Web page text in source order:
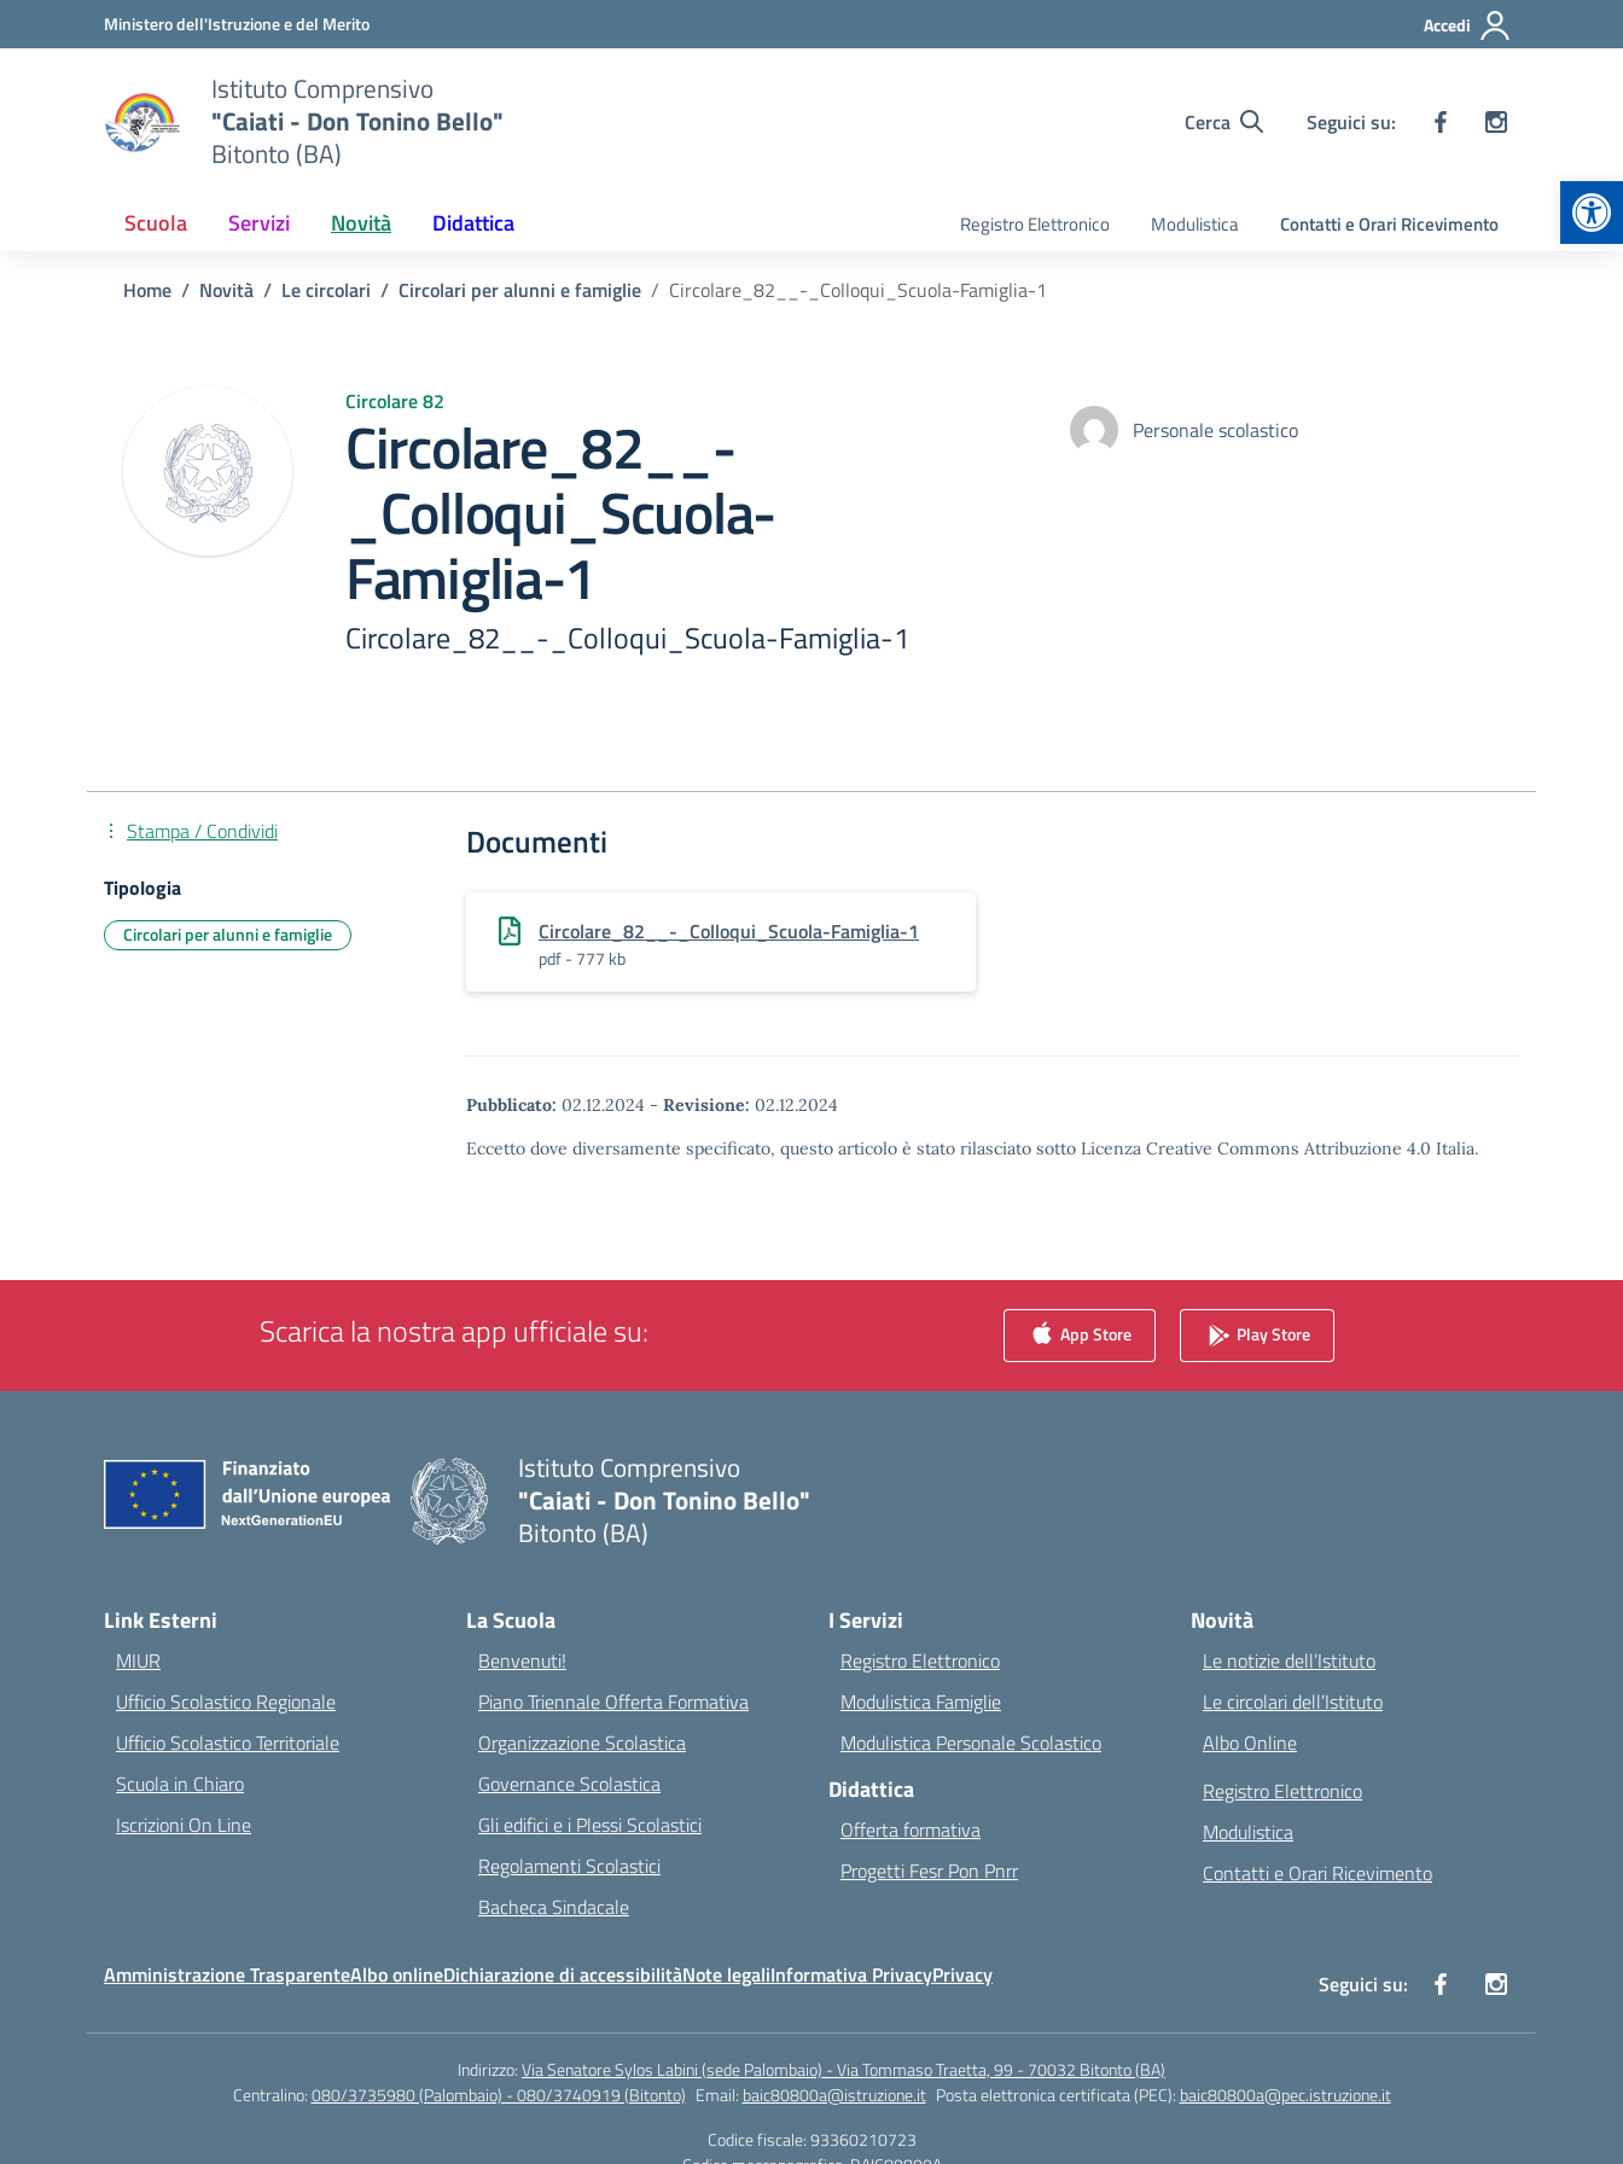
Vai ai contenuti
Vai al menu di navigazioneMinistero dell'Istruzione e del Merito Accedi
Istituto Comprensivo
"Caiati - Don Tonino Bello"
Bitonto (BA)
Cerca Seguici su:
Scuola Servizi Novità Didattica Registro Elettronico Modulistica Contatti e Orari Ricevimento
Home Novità Le circolari Circolari per alunni e famiglie Circolare_82__-_Colloqui_Scuola-Famiglia-1
Circolare 82
Circolare_82__-
_Colloqui_Scuola-
Famiglia-1
Circolare_82__-_Colloqui_Scuola-Famiglia-1
Personale scolastico
Documenti
Circolare_82__-_Colloqui_Scuola-Famiglia-1
pdf - 777 kb
Pubblicato: 02.12.2024 - Revisione: 02.12.2024
Eccetto dove diversamente specificato, questo articolo è stato rilasciato sotto Licenza Creative Commons Attribuzione 4.0 Italia.
Stampa / Condividi
Tipologia
Circolari per alunni e famiglie
Scarica la nostra app ufficiale su: App Store Play Store
Istituto Comprensivo
"Caiati - Don Tonino Bello"
Bitonto (BA)
Link Esterni
MIUR
Ufficio Scolastico Regionale
Ufficio Scolastico Territoriale
Scuola in Chiaro
Iscrizioni On Line
La Scuola
Benvenuti!
Piano Triennale Offerta Formativa
Organizzazione Scolastica
Governance Scolastica
Gli edifici e i Plessi Scolastici
Regolamenti Scolastici
Bacheca Sindacale
I Servizi
Registro Elettronico
Modulistica Famiglie
Modulistica Personale Scolastico
Didattica
Offerta formativa
Progetti Fesr Pon Pnrr
Novità
Le notizie dell’Istituto
Le circolari dell’Istituto
Albo Online
Registro Elettronico
Modulistica
Contatti e Orari Ricevimento
Amministrazione TrasparenteAlbo onlineDichiarazione di accessibilitàNote legaliInformativa PrivacyPrivacy Seguici su:
Indirizzo:Via Senatore Sylos Labini (sede Palombaio) - Via Tommaso Traetta, 99 - 70032 Bitonto (BA)
Centralino:080/3735980 (Palombaio) - 080/3740919 (Bitonto) Email: baic80800a@istruzione.it Posta elettronica certificata (PEC): baic80800a@pec.istruzione.it
Codice fiscale: 93360210723